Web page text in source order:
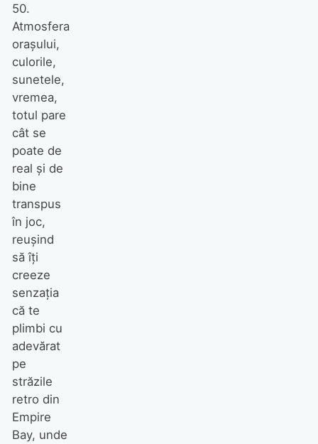
50.
Atmosfera
oraşului,
culorile,
sunetele,
vremea,
totul pare
cât se
poate de
real şi de
bine
transpus
în joc,
reuşind
să îţi
creeze
senzaţia
că te
plimbi cu
adevărat
pe
străzile
retro din
Empire
Bay, unde